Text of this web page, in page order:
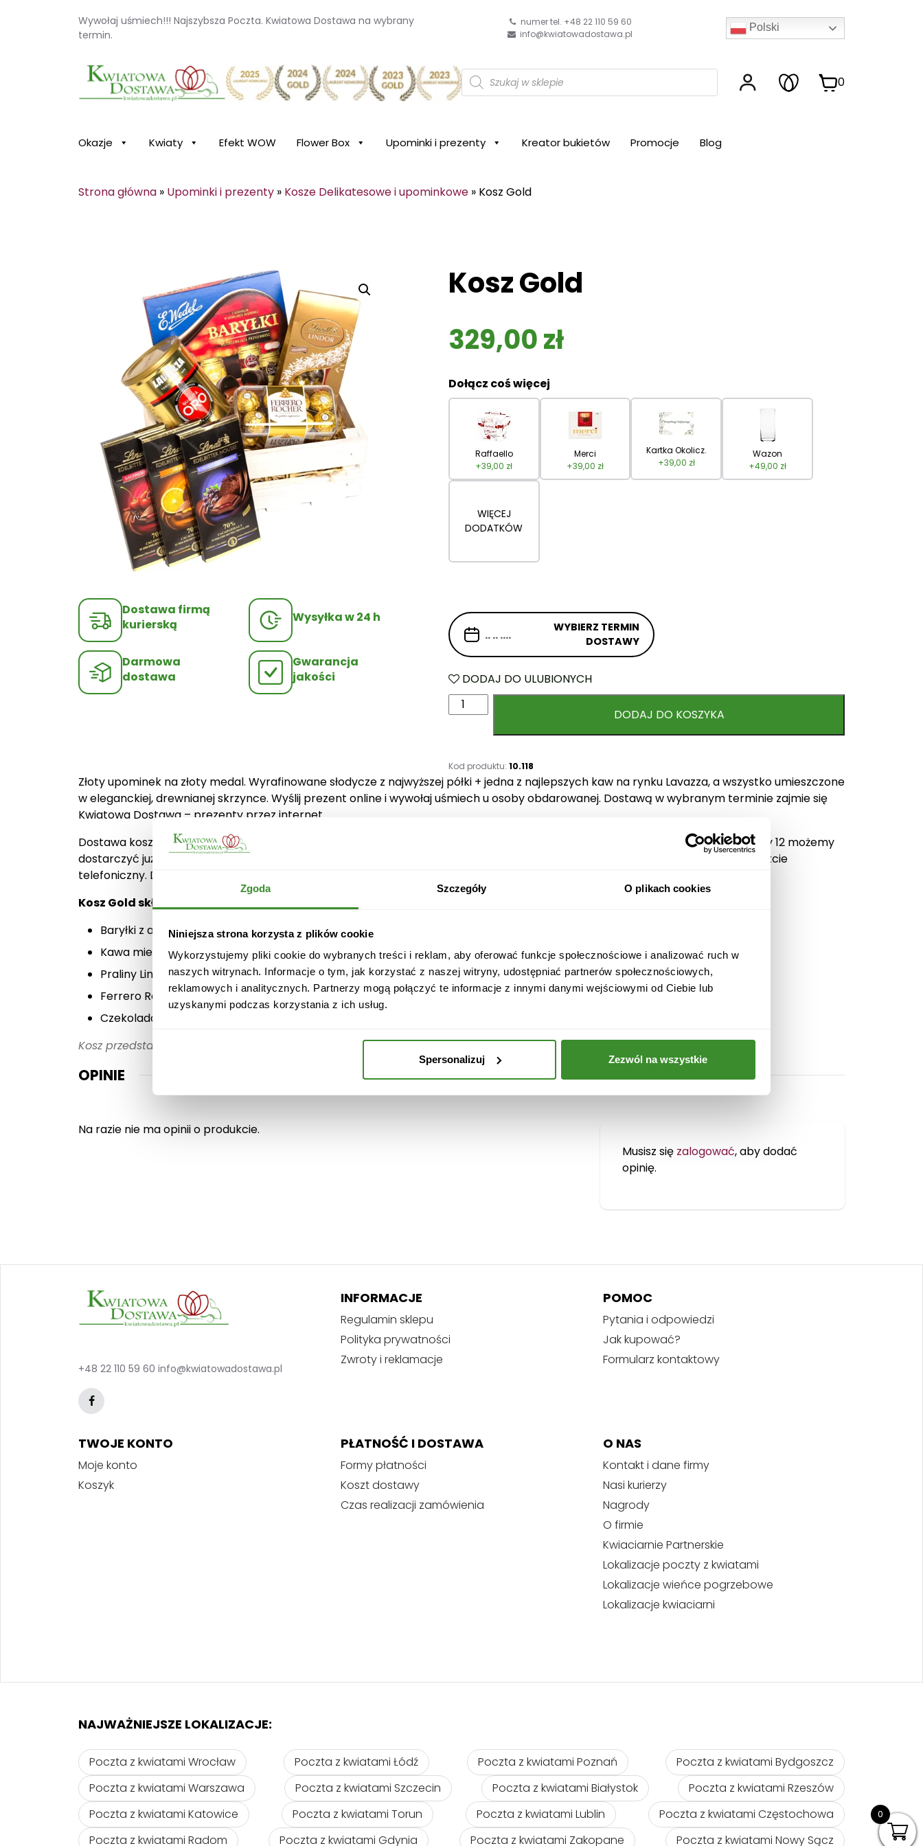
Zgoda Szczegóły O plikach cookies
Niniejsza strona korzysta z plików cookie
Wykorzystujemy pliki cookie do wybranych treści i reklam, aby oferować funkcje społecznościowe i analizować ruch w
naszych witrynach. Informacje o tym, jak korzystać z naszej witryny, udostępniać partnerów społecznościowych,
reklamowych i analitycznych. Partnerzy mogą połączyć te informacje z innymi danymi wejściowymi od Ciebie lub
uzyskanymi podczas korzystania z ich usług.
Spersonalizuj Zezwól na wszystkie
Wywołaj uśmiech!!! Najszybsza Poczta. Kwiatowa Dostawa na wybrany
termin.
numer tel. +48 22 110 59 60
info@kwiatowadostawa.pl
Polski
Kwiaciarnia internetowa Kwiatowa Dostawa
W
s
i
w
a
t
ó
w
0
Okazje Kwiaty Efekt WOW Flower Box Upominki i prezenty Kreator bukietów Promocje Blog
Strona główna » Upominki i prezenty » Kosze Delikatesowe i upominkowe » Kosz Gold
Dostawa firmą
kurierską
Wysyłka w 24 h
Darmowa
dostawa
Gwarancja
jakości
Kosz Gold
329,00zł
Dołącz coś więcej
Raffaello
+39,00 zł
Merci
+39,00 zł
Kartka Okolicz.
+39,00 zł
Wazon
+49,00 zł
WIĘCEJ
DODATKÓW
WYBIERZ TERMIN
DOSTAWY
DODAJ DO ULUBIONYCH
l
ć
K
o
l
DODAJ DO KOSZYKA
Kod produktu:10.118
Złoty upominek na złoty medal. Wyrafinowane słodycze z najwyższej półki + jedna z najlepszych kaw na rynku Lavazza, a wszystko umieszczone
w eleganckiej, drewnianej skrzynce. Wyślij prezent online i wywołaj uśmiech u osoby obdarowanej. Dostawą w wybranym terminie zajmie się
Kwiatowa Dostawa – prezenty przez internet.
Dostawa koszy upominkowych odbywa się za pośrednictwem firmy kurierskiej DPD, DHL, InPost. Zamówienia opłacone do godziny 12 możemy
dostarczyć już następnego dnia roboczego. Na terenie Warszawy przesyłka jest możliwa tego samego dnia po uprzednim kontakcie
telefoniczny. Dostawa oraz bileciki są darmowe.
Kosz Gold składa się:
Baryłki z alkoholem Wedel 200g,
Kawa mielona Lavazza 250g,
Praliny Lindt Lindor Assorted 100g,
Ferrero Rocher 200g,
Czekolada Edelbitter Mousse 150g. x 3 szt.(Schwarze Johannisbeere, Orange, Cranberry).
Kosz przedstawiony na zdjęciu jest przykładowy i może różnić się wizualnie od dostarczonego.
OPINIE
Na razie nie ma opinii o produkcie.
Musisz się zalogować, aby dodać
opinię.
+48 22 110 59 60 info@kwiatowadostawa.pl
INFORMACJE
Regulamin sklepu
Polityka prywatności
Zwroty i reklamacje
POMOC
Pytania i odpowiedzi
Jak kupować?
Formularz kontaktowy
TWOJE KONTO
Moje konto
Koszyk
PŁATNOŚĆ I DOSTAWA
Formy płatności
Koszt dostawy
Czas realizacji zamówienia
O NAS
Kontakt i dane firmy
Nasi kurierzy
Nagrody
O firmie
Kwiaciarnie Partnerskie
Lokalizacje poczty z kwiatami
Lokalizacje wieńce pogrzebowe
Lokalizacje kwiaciarni
NAJWAŻNIEJSZE LOKALIZACJE:
Poczta z kwiatami Wrocław Poczta z kwiatami Łódź Poczta z kwiatami Poznań
Poczta z kwiatami Bydgoszcz
Poczta z kwiatami Warszawa
Poczta z kwiatami Szczecin Poczta z kwiatami Białystok
Poczta z kwiatami Rzeszów
Poczta z kwiatami Katowice
Poczta z kwiatami Torun Poczta z kwiatami Lublin
Poczta z kwiatami Częstochowa
Poczta z kwiatami Radom
Poczta z kwiatami Gdynia Poczta z kwiatami Zakopane Poczta z kwiatami Nowy Sącz
0